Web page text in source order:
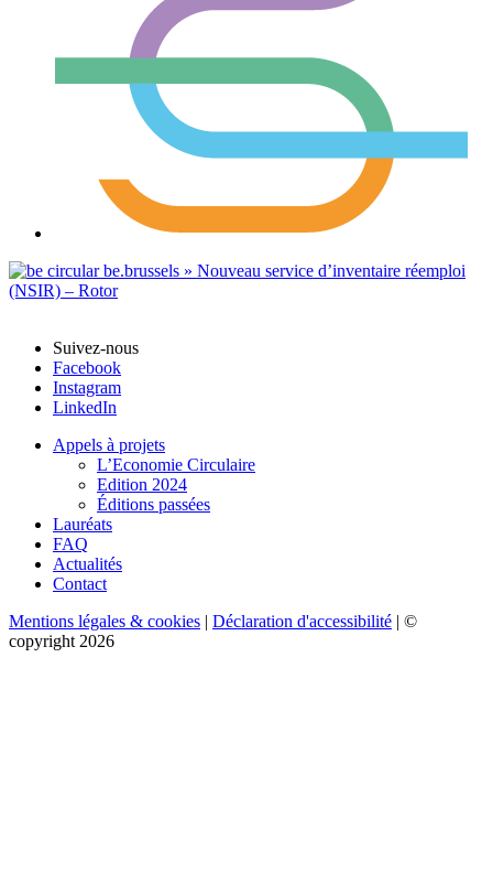
Suivez-nous
Facebook
Instagram
LinkedIn
Appels à projets
L’Economie Circulaire
Edition 2024
Éditions passées
Lauréats
FAQ
Actualités
Contact
Mentions légales & cookies | Déclaration d'accessibilité | ©
copyright 2026